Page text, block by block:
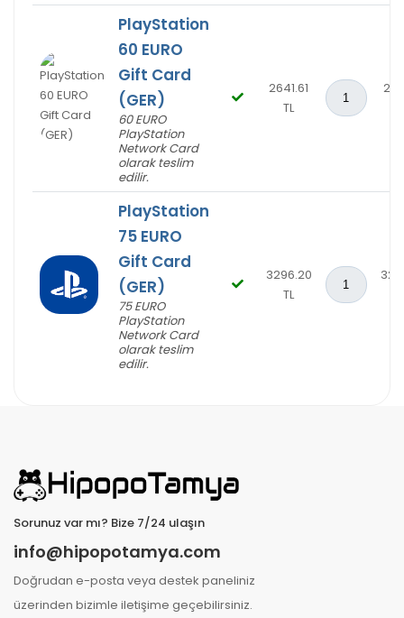
PlayStation
60 EURO
Gift Card
(GER)
60 EURO
PlayStation
Network Card
olarak teslim
edilir.
2641.61
TL
PlayStation
75 EURO
Gift Card
(GER)
75 EURO
PlayStation
Network Card
olarak teslim
edilir.
3296.20
TL
Sorunuz var mı? Bize 7/24 ulaşın
info@hipopotamya.com
Doğrudan e-posta veya destek paneliniz
üzerinden bizimle iletişime geçebilirsiniz.